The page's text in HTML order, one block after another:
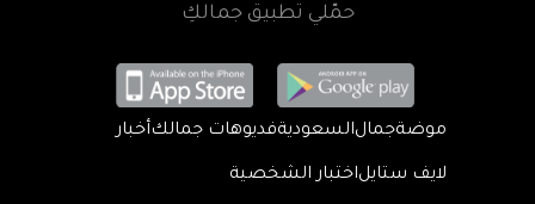
حمّلي تطبيق جمالكِ
موضةجمالالسعوديةفديوهات جمالكأخبار
لايف ستايلاختبار الشخصية